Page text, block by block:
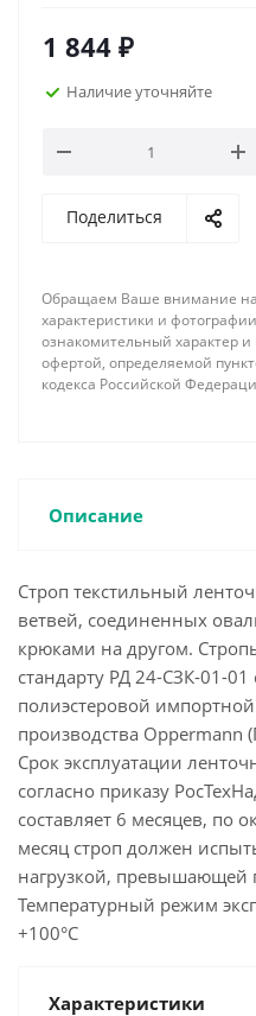
1 844 ₽
Наличие уточняйте
Поделиться
Обращаем Ваше внимание
характеристики и
ознакомительный характер
офертой, определяемой
кодекса Российской
Описание
Строп текстильный
ветвей, соединенных
крюками на другом.
стандарту РД 24-СЗК-01-
полиэстеровой
производства Oppermann
Срок эксплуатации
согласно приказу
составляет 6 месяцев, по
месяц строп должен
нагрузкой, превышающей
Температурный режим
+100°С
Характеристики